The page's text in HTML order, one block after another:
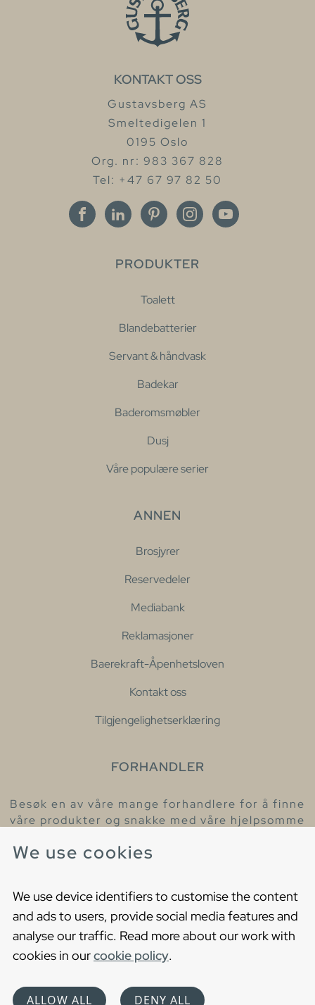
We use cookies
We use device identifiers to customise the content
and ads to users, provide social media features and
analyse our traffic. Read more about our work with
cookies in ourcookie policy.
ALLOW ALL DENY ALL
KONTAKT OSS
Gustavsberg AS
Smeltedigelen 1
0195 Oslo
Org. nr: 983 367 828
Tel: +47 67 97 82 50
PRODUKTER
Toalett
Blandebatterier
Servant & håndvask
Badekar
Baderomsmøbler
Dusj
Våre populære serier
ANNEN
Brosjyrer
Reservedeler
Mediabank
Reklamasjoner
Baerekraft-Åpenhetsloven
Kontakt oss
Tilgjengelighetserklæring
FORHANDLER
Besøk en av våre mange forhandlere for å finne
våre produkter og snakke med våre hjelpsomme
Cookies
Privacy statement